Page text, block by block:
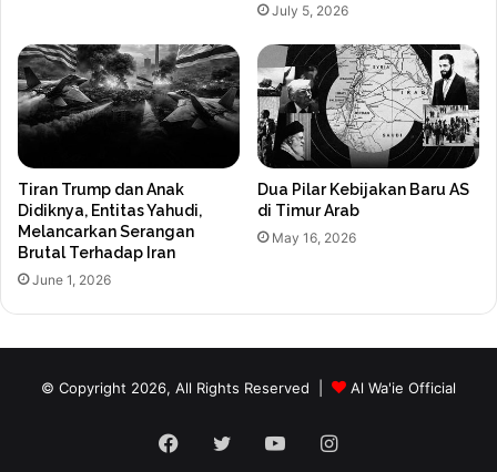
July 5, 2026
Tiran Trump dan Anak
Didiknya, Entitas Yahudi,
Melancarkan Serangan
Brutal Terhadap Iran
June 1, 2026
Dua Pilar Kebijakan Baru AS
di Timur Arab
May 16, 2026
© Copyright 2026, All Rights Reserved | Al Wa'ie Official
Facebook
Twitter YouTubeInstagram